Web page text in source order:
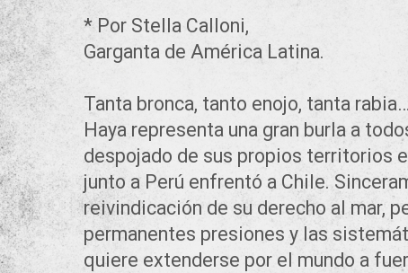
* Por Stella Calloni,
Garganta de América Latina.
Tanta bronca, tanto enojo, tanta
Haya representa una gran burla a
despojado de sus propios territorios
junto a Perú enfrentó a Chile.
reivindicación de su derecho al mar,
permanentes presiones y las
quiere extenderse por el mundo a